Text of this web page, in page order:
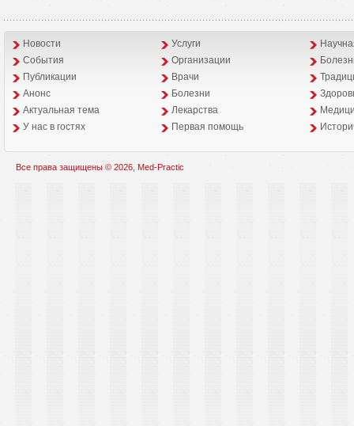
Новости Услуги
События
Организации
Публикации
Врачи
Анонс
Болезни
Aктуальная тема
Лекарства
У нас в гостях
Первая помощь
Все права защищены © 2026, Med-Practic